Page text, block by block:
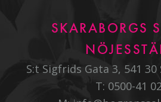
SKARABORGS
S:t Sigfrids Gata 3, 541 30
T: 0500-41